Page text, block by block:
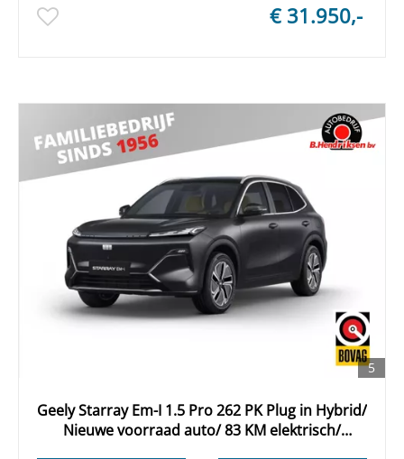
€ 31.950,-
5
Geely Starray Em-I 1.5 Pro 262 PK Plug in Hybrid/
Nieuwe voorraad auto/ 83 KM elektrisch/